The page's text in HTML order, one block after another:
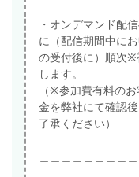
・オンデマンド配
に（配信期間中に
の受付後に）順次※
します。
（※参加費有料の
金を弊社にて確認
了承ください）